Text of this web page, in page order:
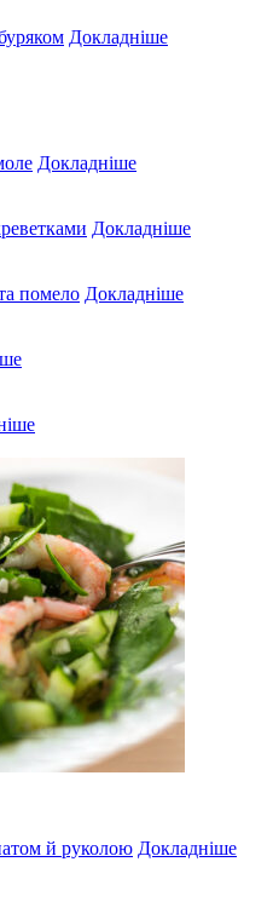
Докладніше
Докладніше
Докладніше
помело Докладніше
й руколою Докладніше